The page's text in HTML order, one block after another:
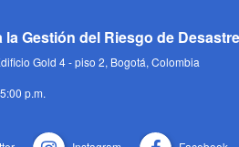
Gestión del Riesgo de
Gold 4 - piso 2, Bogotá, Colombia
p.m.